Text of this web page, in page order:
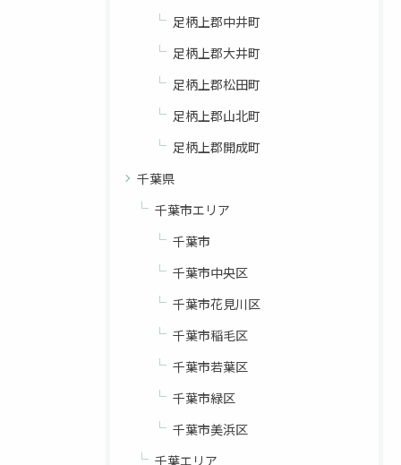
足柄上郡中井町
足柄上郡大井町
足柄上郡松田町
足柄上郡山北町
足柄上郡開成町
千葉県
千葉市エリア
千葉市
千葉市中央区
千葉市花見川区
千葉市稲毛区
千葉市若葉区
千葉市緑区
千葉市美浜区
千葉エリア